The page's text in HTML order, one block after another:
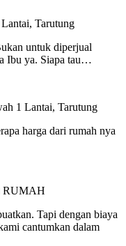
Tarutung
untuk diperjual
Ibu ya. Siapa tau…
1 Lantai, Tarutung
harga dari rumah nya
RUMAH
Tapi dengan biaya
cantumkan dalam